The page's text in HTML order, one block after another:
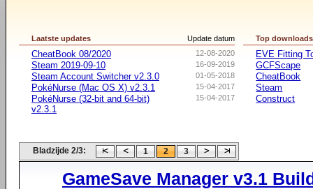
Update datum
Laatste updates
12-08-2020
CheatBook 08/2020
16-09-2019
Steam 2019-09-10
01-05-2018
Steam Account Switcher v2.3.0
15-04-2017
PokéNurse (Mac OS X) v2.3.1
15-04-2017
PokéNurse (32-bit and 64-bit)
v2.3.1
Top downloads
EVE Fitting
GCFScape
CheatBook
Steam
Construct
Bladzijde 2/3: 1 2 3
GameSave Manager v3.1